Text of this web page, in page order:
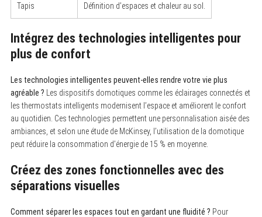
Tapis Définition d’espaces et chaleur au sol.
Intégrez des technologies intelligentes pour
plus de confort
Les technologies intelligentes peuvent-elles rendre votre vie plus
agréable ? Les dispositifs domotiques comme les éclairages connectés et
les thermostats intelligents modernisent l’espace et améliorent le confort
au quotidien. Ces technologies permettent une personnalisation aisée des
ambiances, et selon une étude de McKinsey, l’utilisation de la domotique
peut réduire la consommation d’énergie de 15 % en moyenne.
Créez des zones fonctionnelles avec des
séparations visuelles
Comment séparer les espaces tout en gardant une fluidité ? Pour